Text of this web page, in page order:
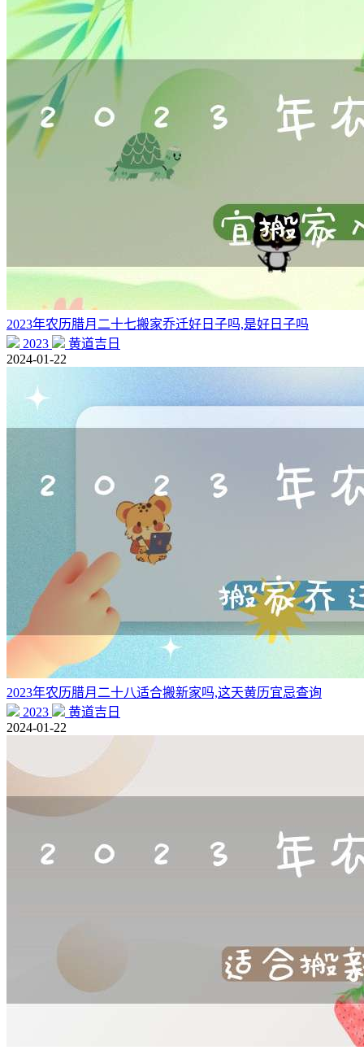
2023年农历腊月二十七搬家乔迁好日子吗,是好日子吗
2023
黄道吉日
2024-01-22
2023年农历腊月二十八适合搬新家吗,这天黄历宜忌查询
2023
黄道吉日
2024-01-22